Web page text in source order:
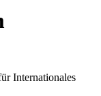
Internationales